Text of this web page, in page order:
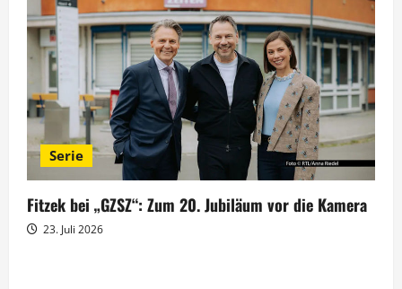
Serie
Fitzek bei „GZSZ“: Zum 20. Jubiläum vor die Kamera
23. Juli 2026